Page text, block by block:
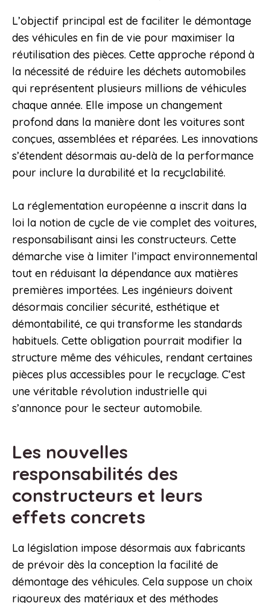
L’objectif principal est de faciliter le démontage
des véhicules en fin de vie pour maximiser la
réutilisation des pièces. Cette approche répond à
la nécessité de réduire les déchets automobiles
qui représentent plusieurs millions de véhicules
chaque année. Elle impose un changement
profond dans la manière dont les voitures sont
conçues, assemblées et réparées. Les innovations
s’étendent désormais au-delà de la performance
pour inclure la durabilité et la recyclabilité.
La réglementation européenne a inscrit dans la
loi la notion de cycle de vie complet des voitures,
responsabilisant ainsi les constructeurs. Cette
démarche vise à limiter l’impact environnemental
tout en réduisant la dépendance aux matières
premières importées. Les ingénieurs doivent
désormais concilier sécurité, esthétique et
démontabilité, ce qui transforme les standards
habituels. Cette obligation pourrait modifier la
structure même des véhicules, rendant certaines
pièces plus accessibles pour le recyclage. C’est
une véritable révolution industrielle qui
s’annonce pour le secteur automobile.
Les nouvelles
responsabilités des
constructeurs et leurs
effets concrets
La législation impose désormais aux fabricants
de prévoir dès la conception la facilité de
démontage des véhicules. Cela suppose un choix
rigoureux des matériaux et des méthodes